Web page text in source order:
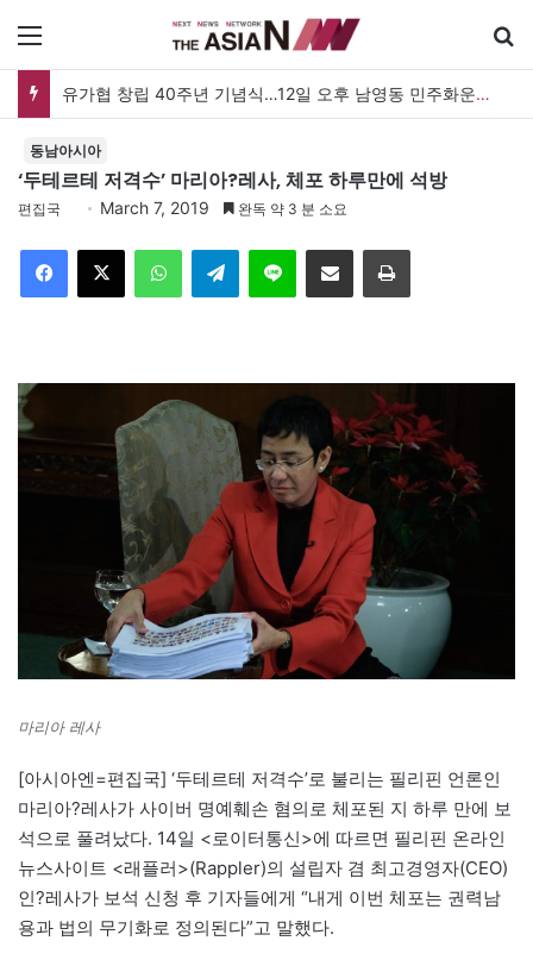
유가협 창립 40주년 기념식…12일 오후 남영동 민주화운동기념관
동남아시아
‘두테르테 저격수’ 마리아?레사, 체포 하루만에 석방
편집국 March 7, 2019 완독 약 3 분 소요
Telegram 이메일
마리아 레사
[아시아엔=편집국] ‘두테르테 저격수’로 불리는 필리핀 언론인
마리아?레사가 사이버 명예훼손 혐의로 체포된 지 하루 만에 보
석으로 풀려났다. 14일 <로이터통신>에 따르면 필리핀 온라인
뉴스사이트 <래플러>(Rappler)의 설립자 겸 최고경영자(CEO)
인?레사가 보석 신청 후 기자들에게 “내게 이번 체포는 권력남
용과 법의 무기화로 정의된다”고 말했다.